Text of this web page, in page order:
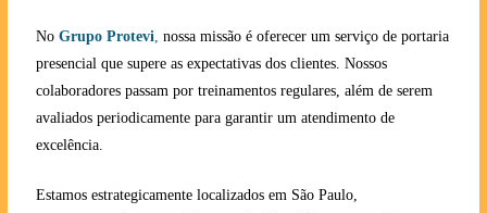
No Grupo Protevi, nossa missão é oferecer um serviço de portaria
presencial que supere as expectativas dos clientes. Nossos
colaboradores passam por treinamentos regulares, além de serem
avaliados periodicamente para garantir um atendimento de
excelência.
Estamos estrategicamente localizados em São Paulo,